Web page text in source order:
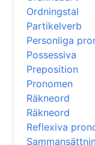
Ordningstal
Partikelverb
Personliga
Possessiva
Preposition
Pronomen
Räkneord
Räkneord
Reflexiva